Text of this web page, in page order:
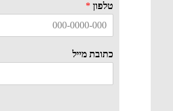
טלפון *
כתובת מייל